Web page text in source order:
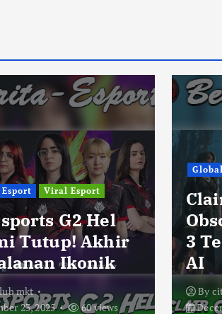
Viral Esport
G2 Hel
Tutup! Akhir
Ikonik
mkt
23, 2025
60 views
3
AI
By